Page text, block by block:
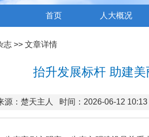
首页 人大概况
志 >> 文章详情
抬升发展标杆 助建美
源：楚天主人 时间：2026-06-12 10:13